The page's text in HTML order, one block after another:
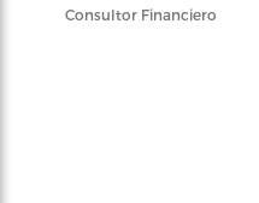
Consultor Financiero